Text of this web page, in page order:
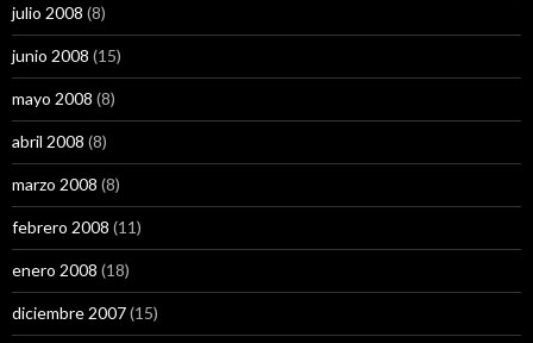
julio 2008 (8)
junio 2008 (15)
mayo 2008 (8)
abril 2008 (8)
marzo 2008 (8)
febrero 2008 (11)
enero 2008 (18)
diciembre 2007(15)